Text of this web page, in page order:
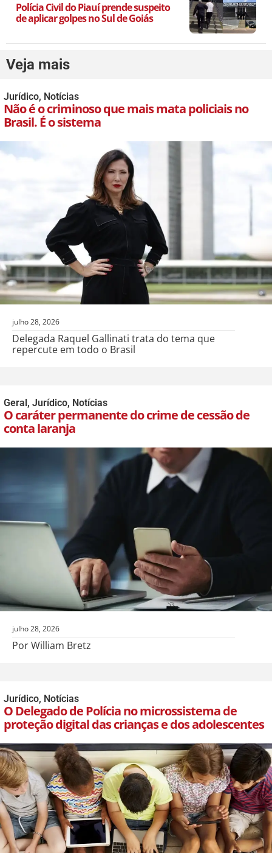
Polícia Civil do Piauí prende suspeito
de aplicar golpes no Sul de Goiás
Veja mais
Jurídico, Notícias
Não é o criminoso que mais mata policiais no
Brasil. É o sistema
julho 28, 2026
Delegada Raquel Gallinati trata do tema que
repercute em todo o Brasil
Geral , Jurídico, Notícias
O caráter permanente do crime de cessão de
conta laranja
julho 28, 2026
Por William Bretz
Jurídico, Notícias
O Delegado de Polícia no microssistema de
proteção digital das crianças e dos adolescentes